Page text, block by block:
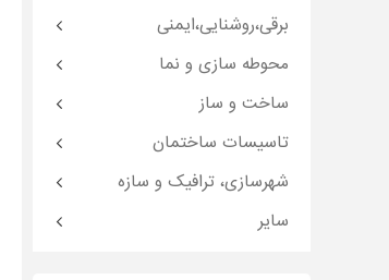
برقی،روشنایی،ایمنی
محوطه سازی و نما
ساخت و ساز
تاسیسات ساختمان
شهرسازی، ترافیک و سازه
سایر